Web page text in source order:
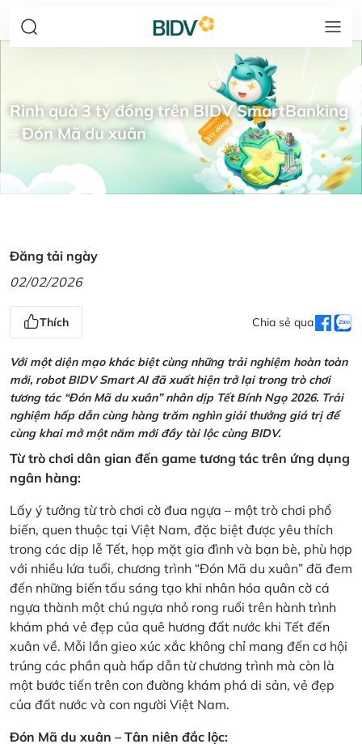
Rinh quà 3 tỷ đồng trên BIDV SmartBanking
– Đón Mã du xuân
Đăng tải ngày
02/02/2026
Thích Chia sẻ qua
Với một diện mạo khác biệt cùng những trải nghiệm hoàn toàn
mới, robot BIDV Smart AI đã xuất hiện trở lại trong trò chơi
tương tác “Đón Mã du xuân” nhân dịp Tết Bính Ngọ 2026. Trải
nghiệm hấp dẫn cùng hàng trăm nghìn giải thưởng giá trị để
cùng khai mở một năm mới đầy tài lộc cùng BIDV.
Từ trò chơi dân gian đến game tương tác trên ứng dụng
ngân hàng:
Lấy ý tưởng từ trò chơi cờ đua ngựa – một trò chơi phổ
biến, quen thuộc tại Việt Nam, đặc biệt được yêu thích
trong các dịp lễ Tết, họp mặt gia đình và bạn bè, phù hợp
với nhiều lứa tuổi, chương trình “Đón Mã du xuân” đã đem
đến những biến tấu sáng tạo khi nhân hóa quân cờ cá
ngựa thành một chú ngựa nhỏ rong ruổi trên hành trình
khám phá vẻ đẹp của quê hương đất nước khi Tết đến
xuân về. Mỗi lần gieo xúc xắc không chỉ mang đến cơ hội
trúng các phần quà hấp dẫn từ chương trình mà còn là
một bước tiến trên con đường khám phá di sản, vẻ đẹp
của đất nước và con người Việt Nam.
Đón Mã du xuân – Tân niên đắc lộc: